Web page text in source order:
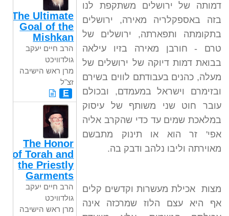
דמותה של ירושלים משתקפת לנו
בזה באספקלריה מאירה, ירושלים
בתקומתה ותפארתה, ירושלים של
טרם - חורבן מאירה בזיו עילאה
בבואת דמות דיוקה של ירושלים של
מעלה, כהנים בעבודתם לווים בשירם
ובזימרם וישראל במעמדם, ובכולם
עובר חוט שני משותף של עיסוק
במלאכת שמים עד כדי שהקרב אליה
אפי' זר הוא או תינוק מתבשם
מאוירתה וליבו נלהב ודבק בה.
מצות אכילת מעשרות וקדשים קלים
אף היא עצם הלוז שמרכזה אינה
The Ultimate
Goal of the
Mishkan
הרב חיים יעקב
גולדוויכט
מרן ראש הישיבה
זצ"ל
E
The Honor
of Torah and
the Priestly
Garments
הרב חיים יעקב
גולדוויכט
מרן ראש הישיבה